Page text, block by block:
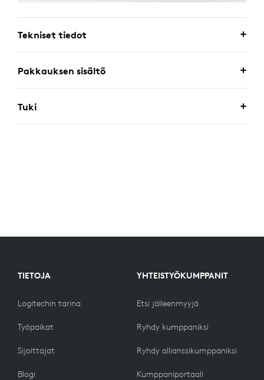
Tekniset tiedot
Pakkauksen sisältö
Tuki
TIETOJA
Logitechin tarina
Työpaikat
Sijoittajat
Blogi
YHTEISTYÖKUMPPANIT
Etsi jälleenmyyjä
Ryhdy kumppaniksi
Ryhdy allianssikumppaniksi
Kumppaniportaali